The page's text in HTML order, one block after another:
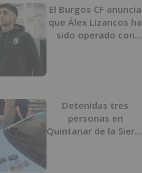
El Burgos CF anuncia
que Álex Lizancos ha
sido operado con
Detenidas tres
personas en
Quintanar de la Sierra